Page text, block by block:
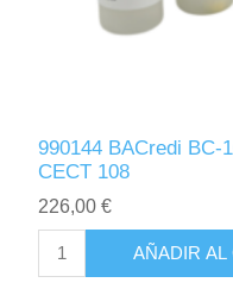
990144 BACredi BC-
CECT 108
226,00 €
AÑADIR AL